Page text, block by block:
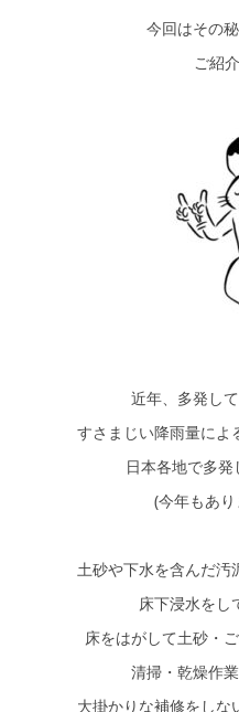
今回はその
ご紹
近年、多発し
すさまじい降雨量によ
日本各地で多発
(今年もあり
土砂や下水を含んだ汚
床下浸水をし
床をはがして土砂・
清掃・乾燥作
大掛かりな補修をしな